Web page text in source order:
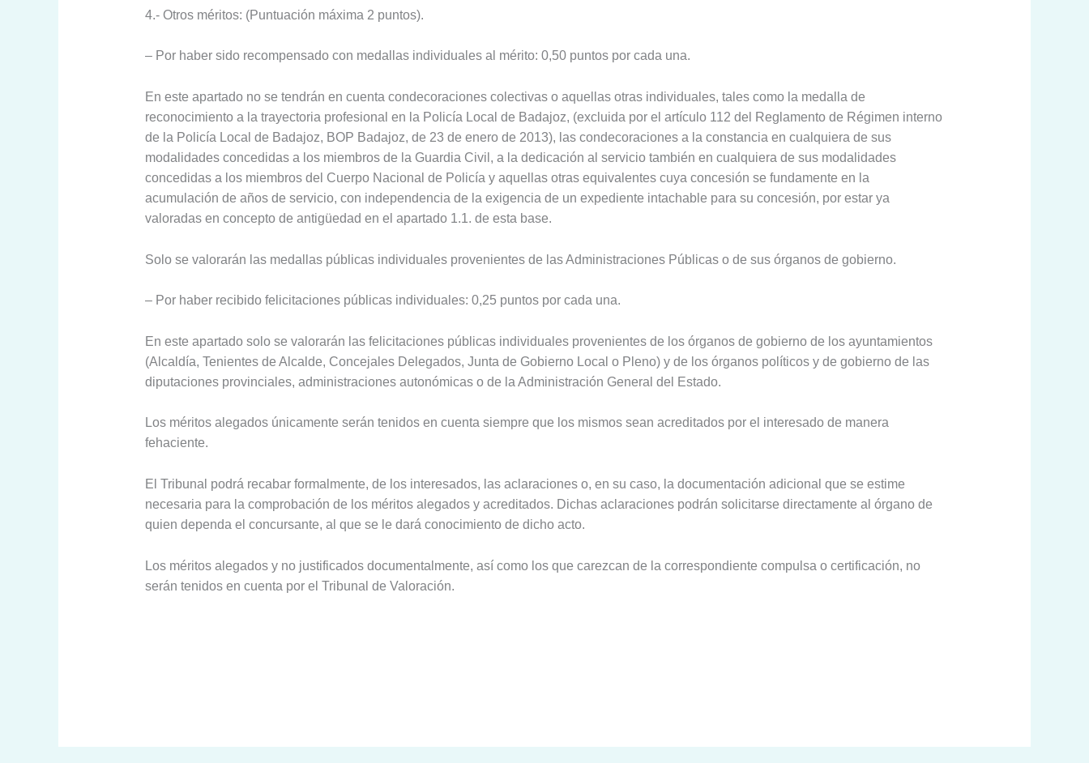
4.- Otros méritos: (Puntuación máxima 2 puntos).
– Por haber sido recompensado con medallas individuales al mérito: 0,50 puntos por cada una.
En este apartado no se tendrán en cuenta condecoraciones colectivas o aquellas otras individuales, tales como la medalla de
reconocimiento a la trayectoria profesional en la Policía Local de Badajoz, (excluida por el artículo 112 del Reglamento de Régimen interno
de la Policía Local de Badajoz, BOP Badajoz, de 23 de enero de 2013), las condecoraciones a la constancia en cualquiera de sus
modalidades concedidas a los miembros de la Guardia Civil, a la dedicación al servicio también en cualquiera de sus modalidades
concedidas a los miembros del Cuerpo Nacional de Policía y aquellas otras equivalentes cuya concesión se fundamente en la
acumulación de años de servicio, con independencia de la exigencia de un expediente intachable para su concesión, por estar ya
valoradas en concepto de antigüedad en el apartado 1.1. de esta base.
Solo se valorarán las medallas públicas individuales provenientes de las Administraciones Públicas o de sus órganos de gobierno.
– Por haber recibido felicitaciones públicas individuales: 0,25 puntos por cada una.
En este apartado solo se valorarán las felicitaciones públicas individuales provenientes de los órganos de gobierno de los ayuntamientos
(Alcaldía, Tenientes de Alcalde, Concejales Delegados, Junta de Gobierno Local o Pleno) y de los órganos políticos y de gobierno de las
diputaciones provinciales, administraciones autonómicas o de la Administración General del Estado.
Los méritos alegados únicamente serán tenidos en cuenta siempre que los mismos sean acreditados por el interesado de manera
fehaciente.
El Tribunal podrá recabar formalmente, de los interesados, las aclaraciones o, en su caso, la documentación adicional que se estime
necesaria para la comprobación de los méritos alegados y acreditados. Dichas aclaraciones podrán solicitarse directamente al órgano de
quien dependa el concursante, al que se le dará conocimiento de dicho acto.
Los méritos alegados y no justificados documentalmente, así como los que carezcan de la correspondiente compulsa o certificación, no
serán tenidos en cuenta por el Tribunal de Valoración.